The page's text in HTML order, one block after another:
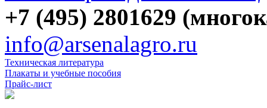
+7 (495) 2801629
info@arsenalagro.ru
Техническая литература
Плакаты и учебные пособия
Прайс-лист